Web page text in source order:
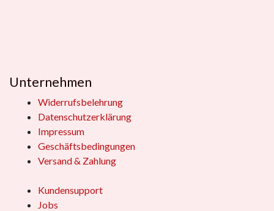
Unternehmen
Widerrufsbelehrung
Datenschutzerklärung
Impressum
Geschäftsbedingungen
Versand & Zahlung
Kundensupport
Jobs